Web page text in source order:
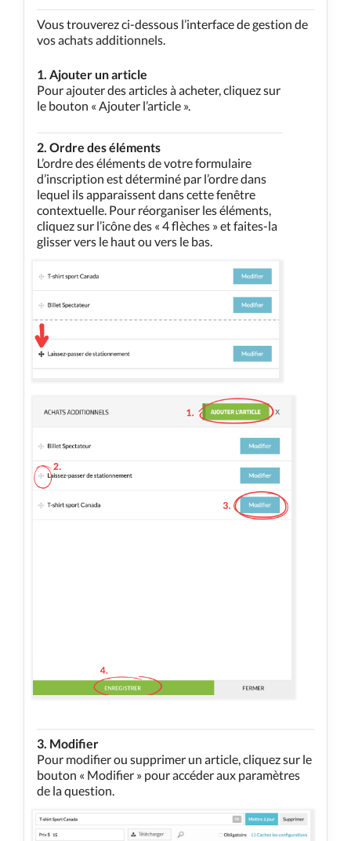
Vous trouverez ci-dessous l’interface de gestion de
vos achats additionnels.
1. Ajouter un article
Pour ajouter des articles à acheter, cliquez sur
le bouton « Ajouter l’article ».
2. Ordre des éléments
L’ordre des éléments de votre formulaire
d’inscription est déterminé par l’ordre dans
lequel ils apparaissent dans cette fenêtre
contextuelle. Pour réorganiser les éléments,
cliquez sur l’icône des « 4 flèches » et faites-la
glisser vers le haut ou vers le bas.
3. Modifier
Pour modifier ou supprimer un article, cliquez sur le
bouton « Modifier » pour accéder aux paramètres
de la question.